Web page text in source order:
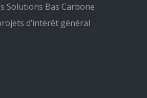
Solutions Bas Carbone
d’intérêt général